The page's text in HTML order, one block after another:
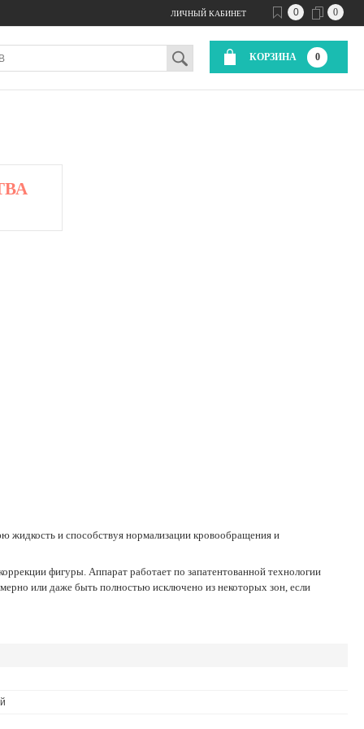
0 0
ЛИЧНЫЙ КАБИНЕТ
КОРЗИНА 0
или даже быть полностью исключено из некоторых зон, если